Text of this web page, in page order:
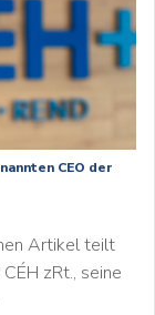
CEO der
Artikel teilt
zRt., seine